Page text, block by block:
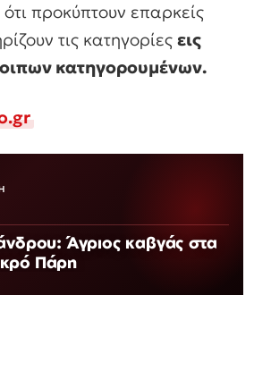
προκύπτουν επαρκείς
τις κατηγορίες εις
κατηγορουμένων.
Άγριος καβγάς στα
Πάρη